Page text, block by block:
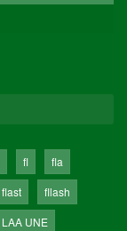
fl
fla
flast
fllash
LAA UNE